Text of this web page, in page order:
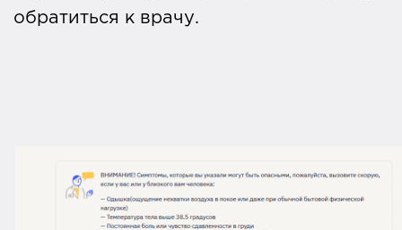
обратиться к врачу.